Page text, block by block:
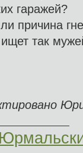
ли причина
так